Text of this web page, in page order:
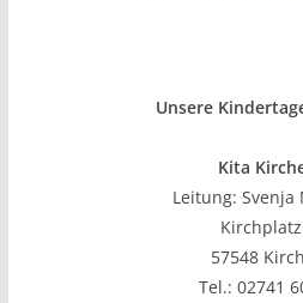
Unsere
Kita
Leitung: Svenja
57548
Tel.: 02741